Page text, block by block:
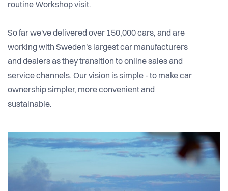
routine Workshop visit.
So far we've delivered over 150,000 cars, and are
working with Sweden's largest car manufacturers
and dealers as they transition to online sales and
service channels. Our vision is simple - to make car
ownership simpler, more convenient and
sustainable.